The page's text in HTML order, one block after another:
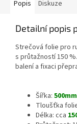
Popis Diskuze
Detailní popis
Strečová folie pro
s průtažností 150
balení a fixaci
Šířka: 500mm
Tloušťka
Délka: cca